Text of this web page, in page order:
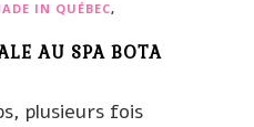
IN QUÉBEC,
AU SPA BOTA
plusieurs fois